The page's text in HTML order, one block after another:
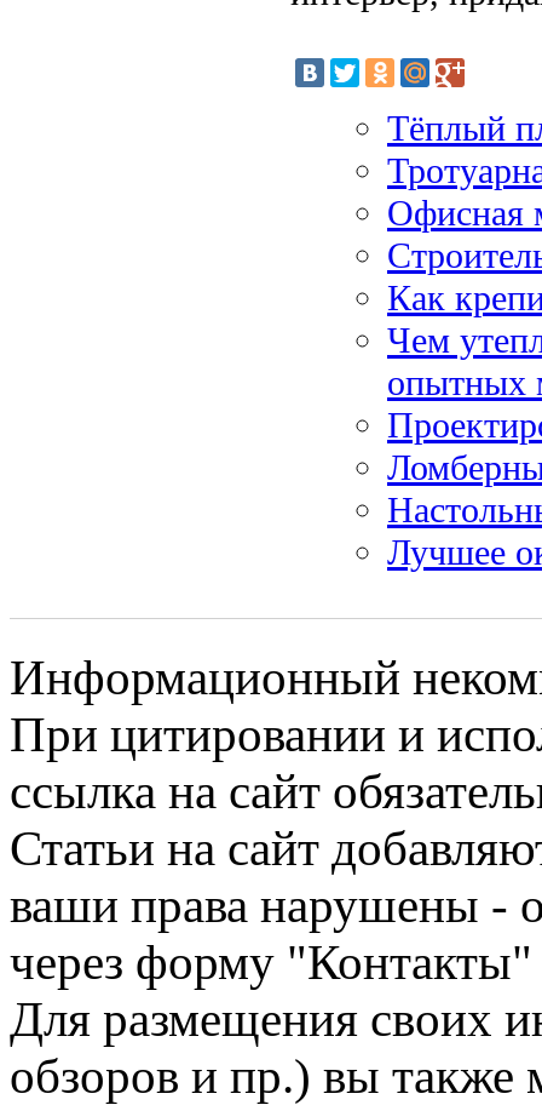
Тёплый
Офисная
Как
Чем
опытных
Лучшее
Информационный
При цитировании и
ссылка на сайт
Статьи на сайт
ваши права нарушены -
через форму "Контакты"
Для размещения своих
обзоров и пр.) вы также